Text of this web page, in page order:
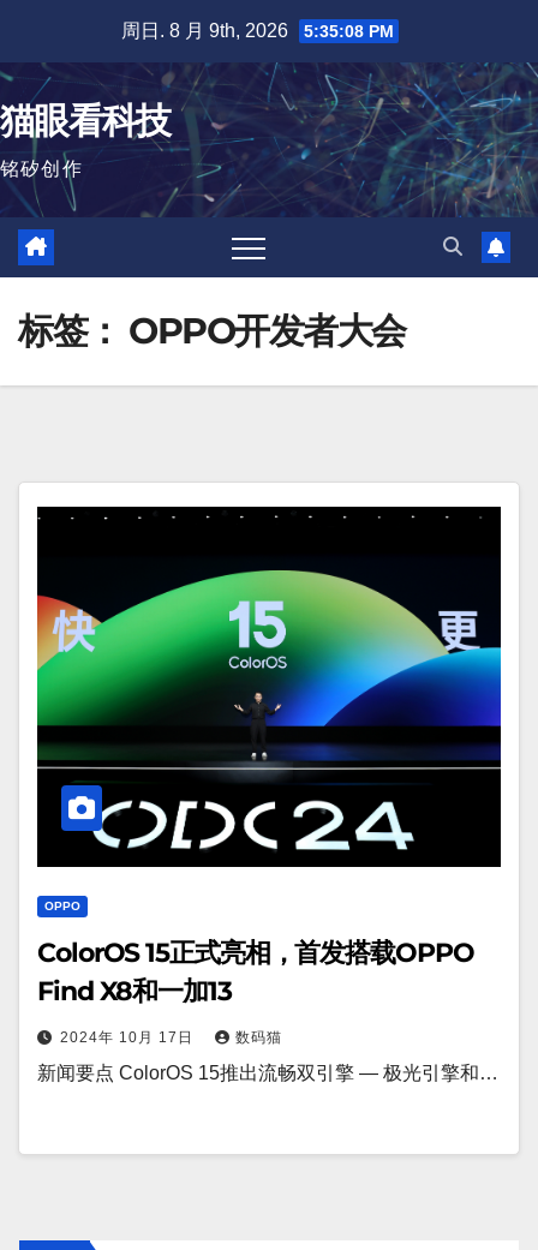
内
容
周日. 8 月 9th, 2026 5:35:09 PM
猫眼看科技
铭矽创作
标签： OPPO开发者大会
OPPO
ColorOS 15正式亮相，首发搭载OPPO
Find X8和一加13
2024年 10月 17日 数码猫
新闻要点 ColorOS 15推出流畅双引擎 — 极光引擎和…